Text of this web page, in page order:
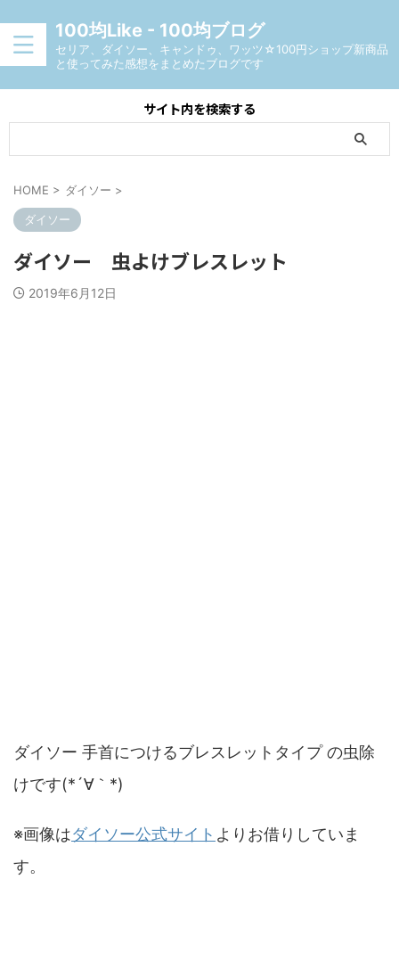
100均Like - 100均ブログ
セリア、ダイソー、キャンドゥ、ワッツ☆100円ショップ新商品
と使ってみた感想をまとめたブログです
サイト内を検索する
HOME > ダイソー >
ダイソー
ダイソー 虫よけブレスレット
2019年6月12日
ダイソー 手首につけるブレスレットタイプ の虫除
けです(*´∀｀*)
※画像はダイソー公式サイト よりお借りしていま
す。